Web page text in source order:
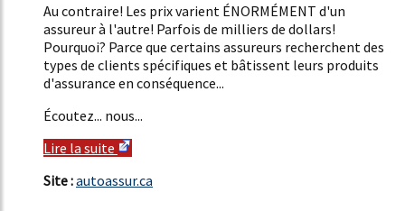
Au contraire! Les prix varient ÉNORMÉMENT d'un
assureur à l'autre! Parfois de milliers de dollars!
Pourquoi? Parce que certains assureurs recherchent des
types de clients spécifiques et bâtissent leurs produits
d'assurance en conséquence...
Écoutez... nous...
Lire la suite
Site :autoassur.ca